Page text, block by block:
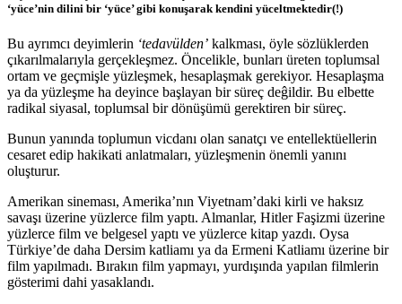
‘yüce’nin dilini bir ‘yüce’ gibi konuşarak kendini yüceltmektedir(!)
Bu ayrımcı deyimlerin ‘tedavülden’ kalkması, öyle sözlüklerden
çıkarılmalarıyla gerçekleşmez. Öncelikle, bunları üreten toplumsal
ortam ve geçmişle yüzleşmek, hesaplaşmak gerekiyor. Hesaplaşma
ya da yüzleşme ha deyince başlayan bir süreç deĝildir. Bu elbette
radikal siyasal, toplumsal bir dönüşümü gerektiren bir süreç.
Bunun yanında toplumun vicdanı olan sanatçı ve entellektüellerin
cesaret edip hakikati anlatmaları, yüzleşmenin önemli yanını
oluşturur.
Amerikan sineması, Amerika’nın Viyetnam’daki kirli ve haksız
savaşı üzerine yüzlerce film yaptı. Almanlar, Hitler Faşizmi üzerine
yüzlerce film ve belgesel yaptı ve yüzlerce kitap yazdı. Oysa
Türkiye’de daha Dersim katliamı ya da Ermeni Katliamı üzerine bir
film yapılmadı. Bırakın film yapmayı, yurdışında yapılan filmlerin
gösterimi dahi yasaklandı.